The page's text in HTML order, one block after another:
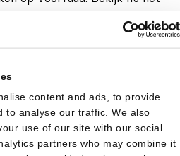
content and ads, to provide
to analyse our traffic. We also
use of our site with our social
partners who may combine it
boekje voor de kleine!
Bumba